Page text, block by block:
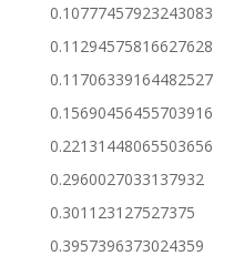
0.10777457923243083
0.11294575816627628
0.11706339164482527
0.15690456455703916
0.22131448065503656
0.2960027033137932
0.301123127527375
0.3957396373024359